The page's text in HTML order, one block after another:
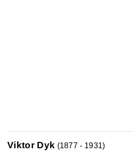
Viktor Dyk (1877 - 1931)